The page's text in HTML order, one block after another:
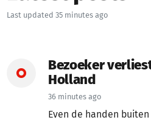
Last updated 35 minutes ago
Bezoeker
Holland
36 minutes ago
Even de handen